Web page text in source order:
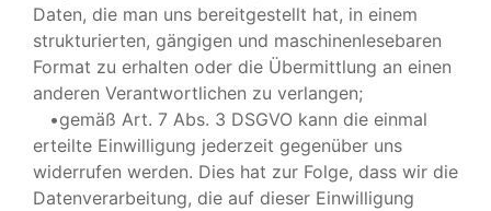
Daten, die man uns bereitgestellt hat, in einem
strukturierten, gängigen und maschinenlesebaren
Format zu erhalten oder die Übermittlung an einen
anderen Verantwortlichen zu verlangen;
•gemäß Art. 7 Abs. 3 DSGVO kann die einmal
erteilte Einwilligung jederzeit gegenüber uns
widerrufen werden. Dies hat zur Folge, dass wir die
Datenverarbeitung, die auf dieser Einwilligung